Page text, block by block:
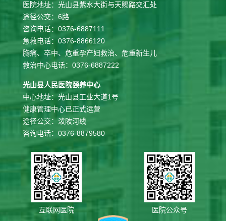
医院地址：光山县紫水大街与天赐路交汇处
途径公交：6路
咨询电话：0376-6887111
急救电话：0376-8866120
胸痛、卒中、危重孕产妇救治、危重新生儿
救治中心电话：0376-6887222
光山县人民医院颐养中心
中心地址：光山县工业大道1号
健康管理中心已正式运营
途径公交：泼陂河线
咨询电话：0376-8879580
互联网医院 医院公众号